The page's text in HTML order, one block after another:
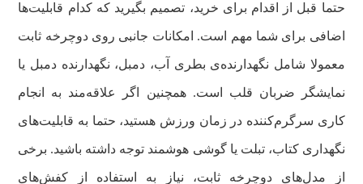
حتما قبل از اقدام برای خرید، تصمیم بگیرید که کدام قابلیت‌ها
اضافی برای شما مهم است. امکانات جانبی روی دوچرخه ثابت
معمولا شامل نگهدارنده‌ی بطری آب، دمبل، نگهدارنده دمبل یا
نمایشگر ضربان قلب است. همچنین اگر علاقه‌مند به انجام
کاری سرگرم‌کننده در زمان ورزش هستید، حتما به قابلیت‌های
نگهداری کتاب، تبلت یا گوشی هوشمند توجه داشته باشید. برخی
از مدل‌های دوچرخه ثابت، نیاز به استفاده از کفش‌های